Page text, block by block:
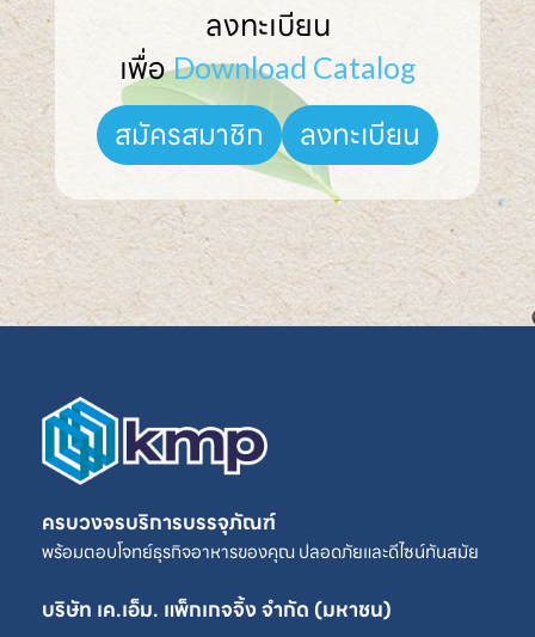
ลงทะเบียน
เพื่อ Download Catalog
สมัครสมาชิก ลงทะเบียน
ครบวงจรบริการบรรจุภัณฑ์
พร้อมตอบโจทย์ธุรกิจอาหารของคุณ ปลอดภัยและดีไซน์ทันสมัย
บริษัท เค.เอ็ม. แพ็กเกจจิ้ง จำกัด (มหาชน)